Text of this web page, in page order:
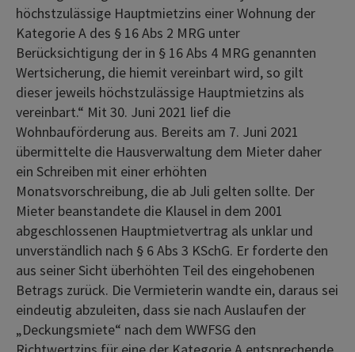
höchstzulässige Hauptmietzins einer Wohnung der
Kategorie A des § 16 Abs 2 MRG unter
Berücksichtigung der in § 16 Abs 4 MRG genannten
Wertsicherung, die hiemit vereinbart wird, so gilt
dieser jeweils höchstzulässige Hauptmietzins als
vereinbart.“ Mit 30. Juni 2021 lief die
Wohnbauförderung aus. Bereits am 7. Juni 2021
übermittelte die Hausverwaltung dem Mieter daher
ein Schreiben mit einer erhöhten
Monatsvorschreibung, die ab Juli gelten sollte. Der
Mieter beanstandete die Klausel in dem 2001
abgeschlossenen Hauptmietvertrag als unklar und
unverständlich nach § 6 Abs 3 KSchG. Er forderte den
aus seiner Sicht überhöhten Teil des eingehobenen
Betrags zurück. Die Vermieterin wandte ein, daraus sei
eindeutig abzuleiten, dass sie nach Auslaufen der
„Deckungsmiete“ nach dem WWFSG den